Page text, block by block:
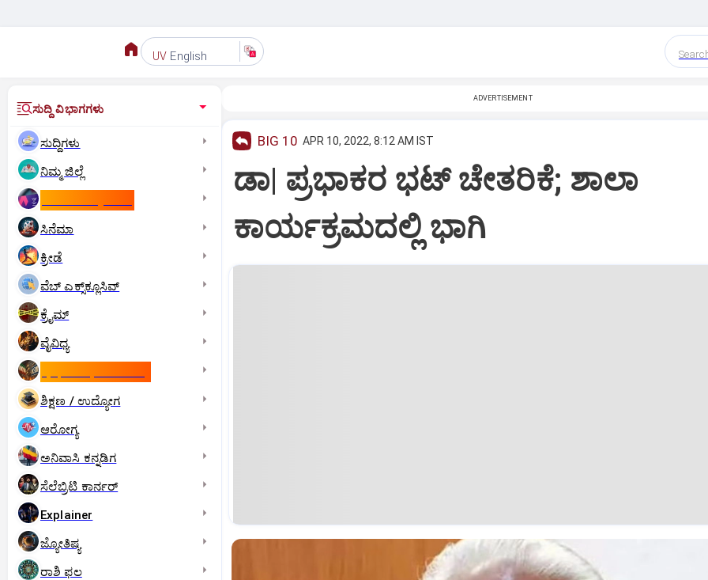
UV English
ಸುದ್ದಿ ವಿಭಾಗಗಳು
ಸುದ್ದಿಗಳು
ನಿಮ್ಮ ಜಿಲ್ಲೆ
ಸಿನೆಮಾ
ಕ್ರೀಡೆ
ವೆಬ್ ಎಕ್ಸ್‌ಕ್ಲೂಸಿವ್
ಕ್ರೈಮ್
ವೈವಿಧ್ಯ
ಶಿಕ್ಷಣ / ಉದ್ಯೋಗ
ಆರೋಗ್ಯ
ಅನಿವಾಸಿ ಕನ್ನಡಿಗ
ಸೆಲೆಬ್ರಿಟಿ ಕಾರ್ನರ್‌
Explainer
ಜ್ಯೋತಿಷ್ಯ
ರಾಶಿ ಫಲ
ADVERTISEMENT
BIG 10 APR 10, 2022, 8:12 AM IST
ಡಾ| ಪ್ರಭಾಕರ ಭಟ್‌ ಚೇತರಿಕೆ; ಶಾಲಾ
ಕಾರ್ಯಕ್ರಮದಲ್ಲಿ ಭಾಗಿ